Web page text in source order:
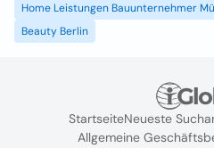
Home Leistungen Bauunternehmer
Beauty Berlin
StartseiteNeueste
Allgemeine